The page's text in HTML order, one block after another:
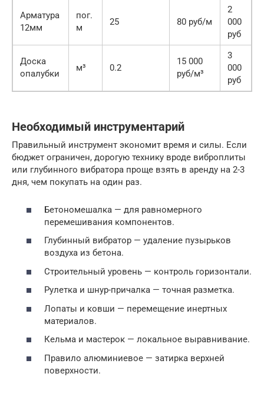
Арматура
12мм
пог.
м
25 80 руб/м
2
000
руб
Доска
опалубки
м³ 0.2
15 000
руб/м³
3
000
руб
Необходимый инструментарий
Правильный инструмент экономит время и силы. Если
бюджет ограничен, дорогую технику вроде виброплиты
или глубинного вибратора проще взять в аренду на 2-3
дня, чем покупать на один раз.
Бетономешалка — для равномерного
перемешивания компонентов.
Глубинный вибратор — удаление пузырьков
воздуха из бетона.
Строительный уровень — контроль горизонтали.
Рулетка и шнур-причалка — точная разметка.
Лопаты и ковши — перемещение инертных
материалов.
Кельма и мастерок — локальное выравнивание.
Правило алюминиевое — затирка верхней
поверхности.